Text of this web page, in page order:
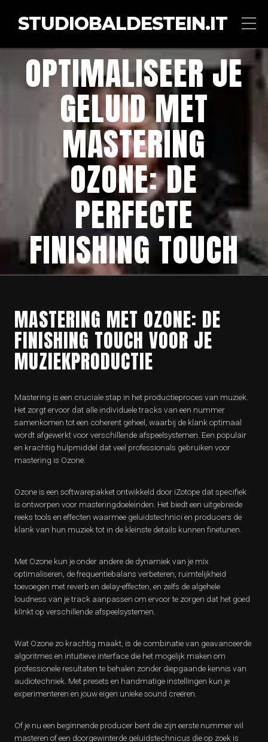
STUDIOBALDESTEIN.IT
OPTIMALISEER JE
GELUID MET
MASTERING
OZONE: DE
PERFECTE
FINISHING TOUCH
MASTERING MET OZONE: DE
FINISHING TOUCH VOOR JE
MUZIEKPRODUCTIE
Mastering is een cruciale stap in het productieproces van muziek.
Het zorgt ervoor dat alle individuele tracks van een nummer
samenkomen tot een coherent geheel, waarbij de klank optimaal
wordt afgewerkt voor verschillende afspeelsystemen. Een populair
en krachtig hulpmiddel dat veel professionals gebruiken voor
mastering is Ozone.
Ozone is een softwarepakket ontwikkeld door iZotope dat specifiek
is ontworpen voor masteringdoeleinden. Het biedt een uitgebreide
reeks tools en effecten waarmee geluidstechnici en producers de
klank van hun muziek tot in de kleinste details kunnen finetunen.
Met Ozone kun je onder andere de dynamiek van je mix
optimaliseren, de frequentiebalans verbeteren, ruimtelijkheid
toevoegen met reverb en delay-effecten, en zelfs de algehele
loudness van je track aanpassen om ervoor te zorgen dat het goed
klinkt op verschillende afspeelsystemen.
Wat Ozone zo krachtig maakt, is de combinatie van geavanceerde
algoritmes en intuïtieve interface die het mogelijk maken om
professionele resultaten te behalen zonder diepgaande kennis van
audiotechniek. Met presets en handmatige instellingen kun je
experimenteren en jouw eigen unieke sound creëren.
Of je nu een beginnende producer bent die zijn eerste nummer wil
masteren of een doorgewinterde geluidstechnicus die op zoek is